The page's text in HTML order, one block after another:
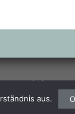
Haushalt
All rightsaus.